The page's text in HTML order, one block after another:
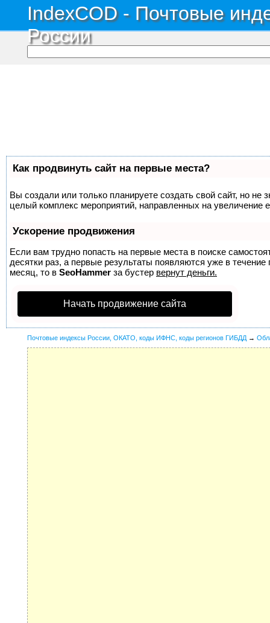
IndexCOD - Почтовые
России
Как продвинуть сайт на первые места?
Вы создали или только планируете создать свой сайт, но не
целый комплекс мероприятий, направленных на увеличение
Ускорение продвижения
Если вам трудно попасть на первые места в поиске
десятки раз, а первые результаты появляются уже в
месяц, то в SeoHammer за бустер вернут деньги.
Начать продвижение сайта
Почтовые индексы России, ОКАТО, коды ИФНС, коды регионов ГИБДД →